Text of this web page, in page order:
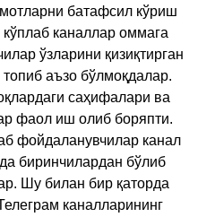
батафсил кўриш
каналлар оммага
ўзларини қизиқтирган
аъзо бўлмоқдалар.
саҳифалари ва
фаол иш олиб боряпти.
фойдаланувчилар канал
биринчилардан бўлиб
Шу билан бир қаторда
каналларининг